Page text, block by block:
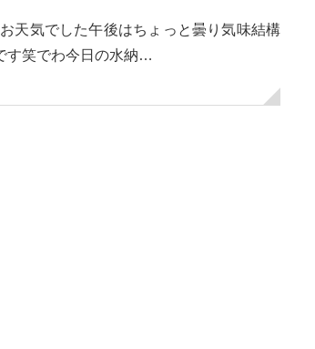
天気でした午後はちょっと曇り気味結構
す笑でわ今日の水納…